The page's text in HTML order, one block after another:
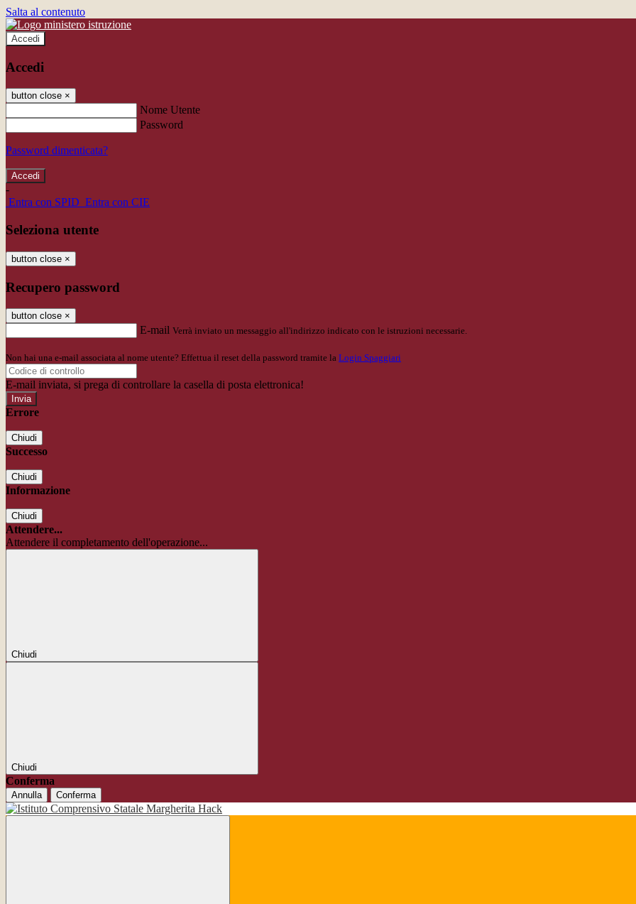
Salta al contenuto
Accedi
Accedi
button close ×
Nome Utente
Password
Password dimenticata?
-
Entra con SPID Entra con CIE
Seleziona utente
button close ×
Recupero password
button close ×
E-mail Verrà inviato un messaggio all'indirizzo indicato con le istruzioni necessarie.
Non hai una e-mail associata al nome utente? Effettua il reset della password tramite la Login Spaggiari
E-mail inviata, si prega di controllare la casella di posta elettronica!
Errore
Chiudi
Successo
Chiudi
Informazione
Chiudi
Attendere...
Attendere il completamento dell'operazione...
Chiudi
Chiudi
Conferma
Annulla Conferma